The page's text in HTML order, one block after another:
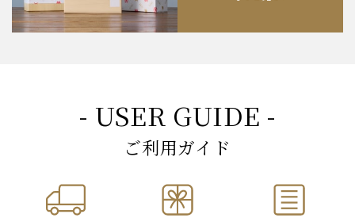
- USER GUIDE -
ご利用ガイド